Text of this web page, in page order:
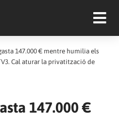
147.000 € mentre humilia els
Cal aturar la privatització de
147.000 €